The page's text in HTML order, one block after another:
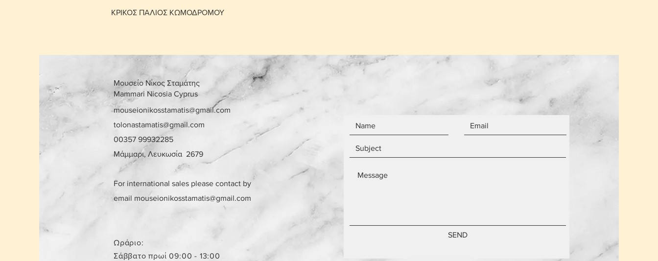
ΚΡΙΚΟΣ ΠΑΛΙΟΣ ΚΩΜΟΔΡΟΜΟΥ
Μουσείο Νίκος Σταμάτης
Mammari Nicosia Cyprus
mouseionikosstamatis@gmail.com
tolonastamatis@gmail.com
00357 99932285
Μάμμαρι, Λευκωσία 2679
For international sales please contact by
email mouseionikosstamatis@gmail.com
Ωράριο:
Σάββατο πρωί 09:00 - 13:00
SEND